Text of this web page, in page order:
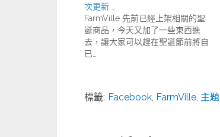
次更新 …
FarmVille 先前已經上架相關的聖
誕商品，今天又加了一些東西進
去，讓大家可以趕在聖誕節前將自
已…
標籤: Facebook FarmVille 主題